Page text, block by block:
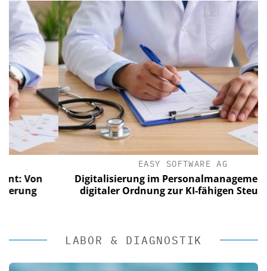
EASY SOFTWARE AG
Digitalisierung im Personalmanagement: Von
digitaler Ordnung zur KI-fähigen Steuerung
LABOR & DIAGNOSTIK